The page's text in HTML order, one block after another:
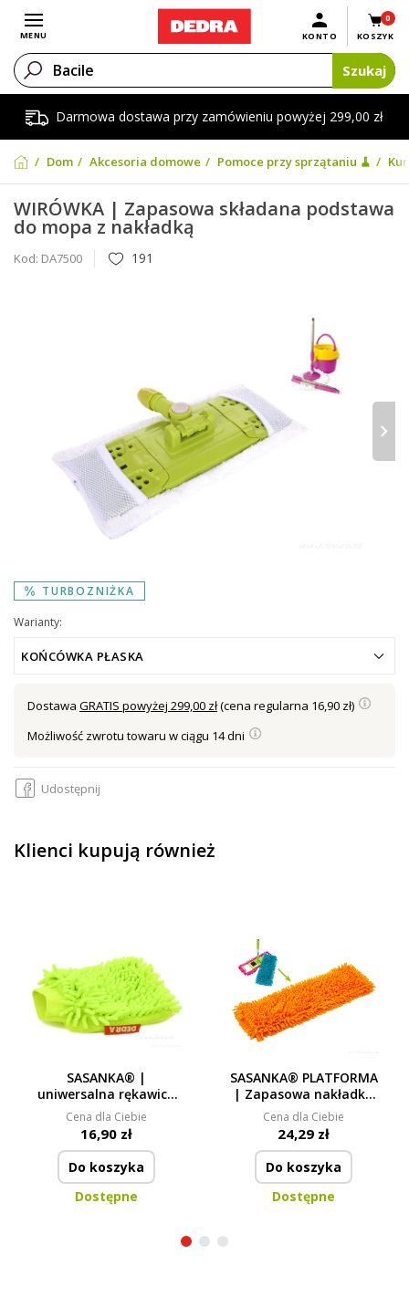
Darmowa dostawa przy zamówieniu powyżej 299,00 zł
Otwórz menu
MENU
0
KOSZYK
KONTO
Szukaj
Dom Akcesoria domowe Pomoce przy sprzątaniu 🧹
WIRÓWKA | Zapasowa składana podstawa
do mopa z nakładką
Kod: DA7500 191
›
TURBOZNIŻKA
Warianty:
KOŃCÓWKA PŁASKA
Dostawa GRATIS powyżej 299,00 zł(cena regularna 16,90 zł)
Możliwość zwrotu towaru w ciągu 14 dni
Udostępnij
Klienci kupują również
SASANKA® |
uniwersalna rękawica
czyszcząca z szorstką i
miękką stroną |
23 × 20 cm
Cena dla Ciebie
16,90 zł
Do koszyka
Dostępne
SASANKA® PLATFORMA
| Zapasowa nakładka
do mopa
Cena dla Ciebie
24,29 zł
Do koszyka
Dostępne